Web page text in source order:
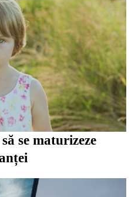
se maturizeze